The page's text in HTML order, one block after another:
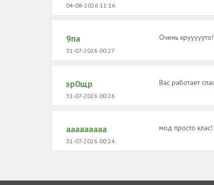
04-08-2026 11:16
9па
31-07-2026 00:27
Очень
зр0щр
31-07-2026 00:26
Вас работает
ааааааааа
31-07-2026 00:24
мод просто клас!